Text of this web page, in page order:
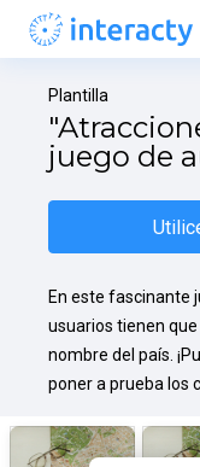
Plantilla
juego de
En este fascinante
usuarios tienen
nombre del país.
poner a prueba los